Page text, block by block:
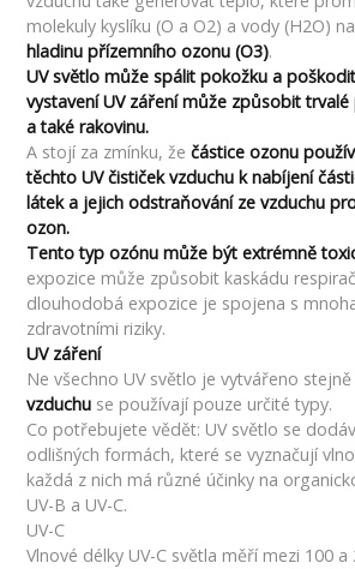
molekuly kyslíku (O a O2) a vody (H2O)
hladinu přízemního ozonu (O3).
UV světlo může spálit pokožku a
vystavení UV záření může způsobit
a také rakovinu.
A stojí za zmínku, žečástice ozonu
těchto UV čističek vzduchu k nabíjení
látek a jejich odstraňování ze vzduchu
ozon.
Tento typ ozónu může být extrémně
expozice může způsobit kaskádu
dlouhodobá expozice je spojena s
zdravotními riziky.
UV záření
Ne všechno UV světlo je vytvářeno
vzduchu se používají pouze určité typy.
Co potřebujete vědět: UV světlo se
odlišných formách, které se vyznačují
každá z nich má různé účinky na
UV-B a UV-C.
UV-C
Vlnové délky UV-C světla měří mezi 100 a